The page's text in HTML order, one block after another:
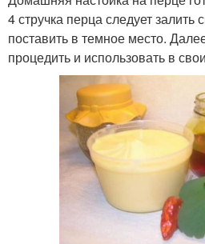
Гнездная алопеция
Настойки из перца
4 стручка перца следует залить
поставить в темное место.
процедить и использовать в